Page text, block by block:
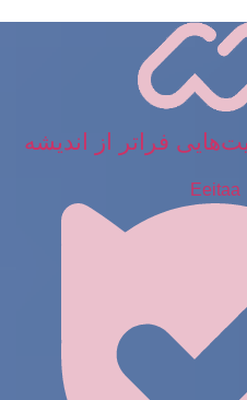
فراتر از اندیشه
Eeitaa